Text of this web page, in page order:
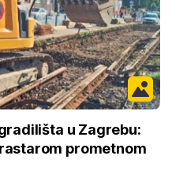
u Zagrebu:
prometnom